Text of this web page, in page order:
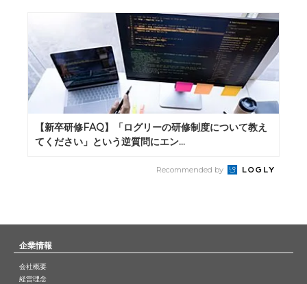
【新卒研修FAQ】「ログリーの研修制度について教え
てください」という逆質問にエン...
Recommended by
企業情報
会社概要
経営理念